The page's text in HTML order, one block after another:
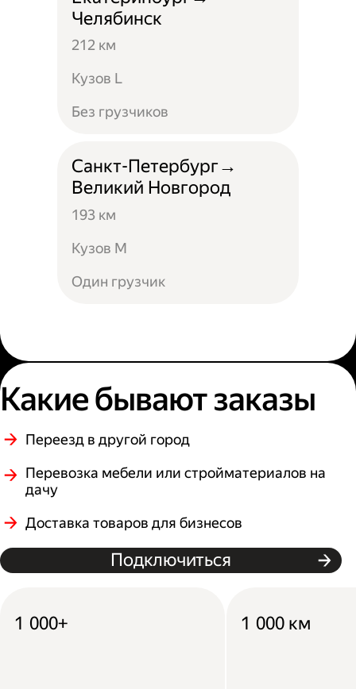
Челябинск
212 км
Кузов L
Без грузчиков
Санкт-Петербург→
Великий Новгород
193 км
Кузов М
Один грузчик
Какие бывают заказы
Переезд в другой город
Перевозка мебели или стройматериалов на
дачу
Доставка товаров для бизнесов
Подключиться
1 000+ 1 000 км